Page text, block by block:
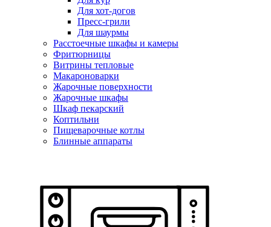
Для хот-догов
Пресс-грили
Для шаурмы
Расстоечные шкафы и камеры
Фритюрницы
Витрины тепловые
Макароноварки
Жарочные поверхности
Жарочные шкафы
Шкаф пекарский
Коптильни
Пищеварочные котлы
Блинные аппараты